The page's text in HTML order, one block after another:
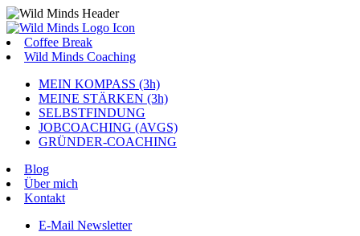
Coffee Break
Wild Minds Coaching
MEIN KOMPASS (3h)
MEINE STÄRKEN (3h)
SELBSTFINDUNG
JOBCOACHING (AVGS)
GRÜNDER-COACHING
Blog
Über mich
Kontakt
E-Mail Newsletter